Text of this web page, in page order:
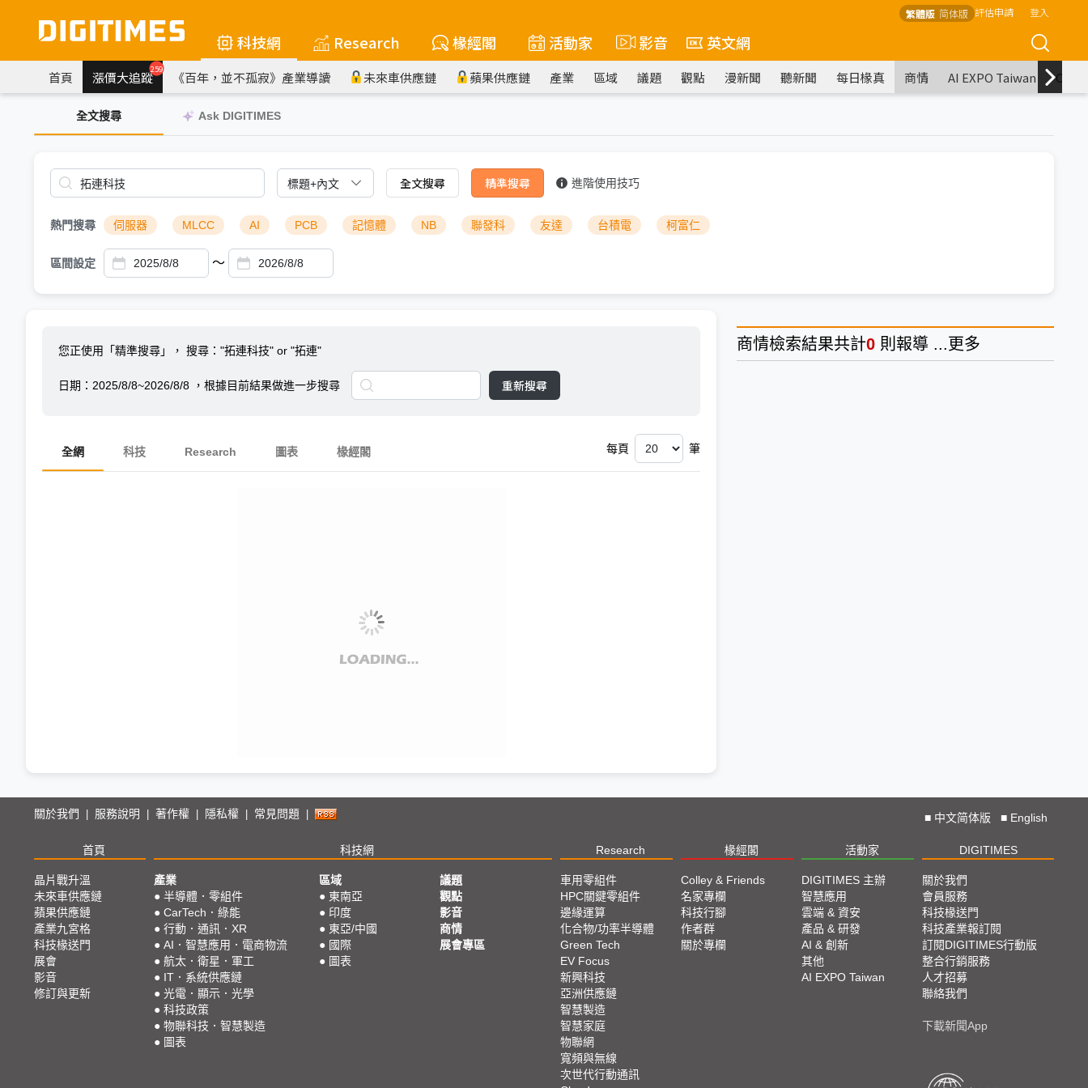
繁體版 简体版 評估申請 登入
科技網 Research 椽經閣 活動家 影音 英文網
首頁 漲價大追蹤259 《百年，並不孤寂》產業導讀 未來車供應鏈 蘋果供應鏈 產業 區域 議題 觀點 漫新聞 聽新聞 每日椽真 商情 AI EXPO Taiwan
全文搜尋 Ask DIGITIMES
全文搜尋 精準搜尋 進階使用技巧
熱門搜尋 伺服器 MLCC AI PCB 記憶體 NB 聯發科 友達 台積電 柯富仁
區間設定 ～
您正使用「精準搜尋」， 搜尋："拓連科技" or "拓連"
日期： 2025/8/8~2026/8/8 ，根據目前結果做進一步搜尋 重新搜尋
全網 科技 Research 圖表 椽經閣 每頁 筆
商情檢索結果共計0 則報導 ... 更多
關於我們 服務說明 著作權 隱私權 常見問題 ■ 中文简体版 ■ English
首頁 科技網 Research 椽經閣 活動家 DIGITIMES
晶片戰升溫
未來車供應鏈
蘋果供應鏈
產業九宮格
科技椽送門
展會
影音
修訂與更新
產業
● 半導體．零組件
● CarTech．綠能
● 行動．通訊．XR
● AI．智慧應用．電商物流
● 航太．衛星．軍工
● IT．系統供應鏈
● 光電．顯示．光學
● 科技政策
● 物聯科技．智慧製造
● 圖表
區域
● 東南亞
● 印度
● 東亞/中國
● 國際
● 圖表
議題
觀點
影音
商情
展會專區
車用零組件
HPC關鍵零組件
邊緣運算
化合物/功率半導體
Green Tech
EV Focus
新興科技
亞洲供應鏈
智慧製造
智慧家庭
物聯網
寬頻與無線
次世代行動通訊
Colley & Friends
名家專欄
科技行腳
作者群
關於專欄
DIGITIMES 主辦
智慧應用
雲端 & 資安
產品 & 研發
AI & 創新
其他
AI EXPO Taiwan
關於我們
會員服務
科技椽送門
科技產業報訂閱
訂閱DIGITIMES行動版
整合行銷服務
人才招募
聯絡我們
下載新聞App